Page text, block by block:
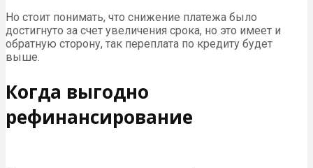
Но стоит понимать, что снижение платежа было
достигнуто за счет увеличения срока, но это имеет и
обратную сторону, так переплата по кредиту будет
выше.
Когда выгодно
рефинансирование